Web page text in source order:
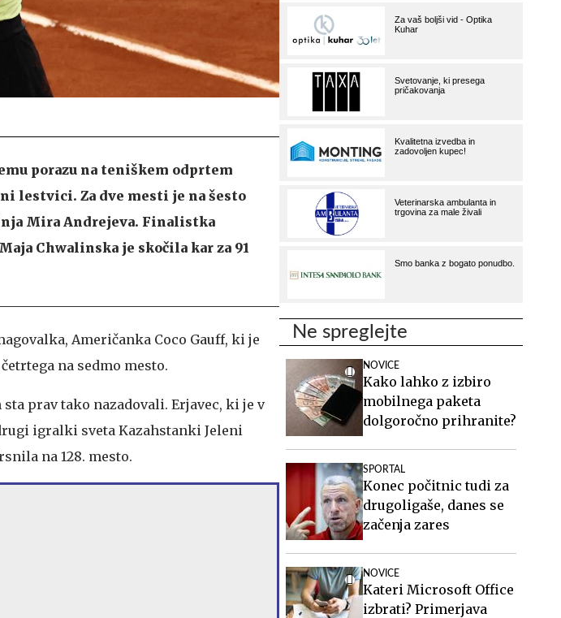
porazu na teniškem odprtem
lestvici. Za dve mesti je na šesto
Mira Andrejeva. Finalistka
Chwalinska je skočila kar za 91
Američanka Coco Gauff, ki je
na sedmo mesto.
prav tako nazadovali. Erjavec, ki je v
igralki sveta Kazahstanki Jeleni
na 128. mesto.
Ne spreglejte
NOVICE
Kako lahko z izbiro
mobilnega paketa
dolgoročno prihranite?
SPORTAL
Konec počitnic tudi za
drugoligaše, danes se
začenja zares
NOVICE
Kateri Microsoft Office
izbrati? Primerjava